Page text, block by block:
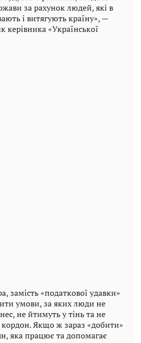
за рахунок людей, які в
і витягують країну», —
керівника «Української
замість «податкової удавки»
умови, за яких люди не
не йтимуть у тінь та не
Якщо ж зараз «добити»
яка працює та допомагає